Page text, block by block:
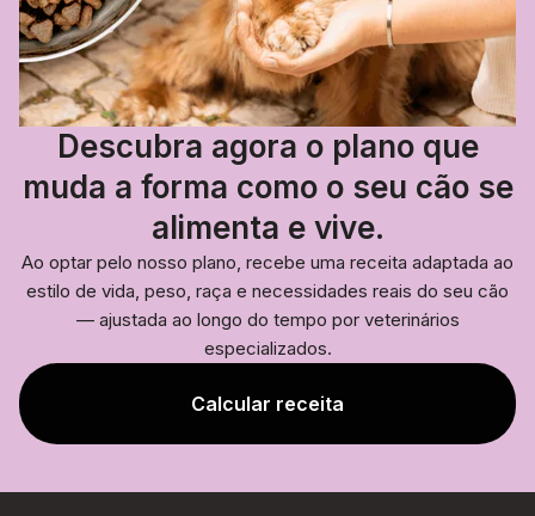
Descubra agora o plano que
muda a forma como o seu cão se
alimenta e vive.
Ao optar pelo nosso plano, recebe uma receita adaptada ao
estilo de vida, peso, raça e necessidades reais do seu cão
— ajustada ao longo do tempo por veterinários
especializados.
Calcular receita